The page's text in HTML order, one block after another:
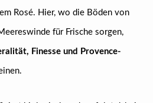
Rosé. Hier, wo die Böden von
für Frische sorgen,
Finesse und Provence-